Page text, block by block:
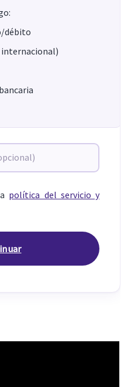
débito
política del servicio y